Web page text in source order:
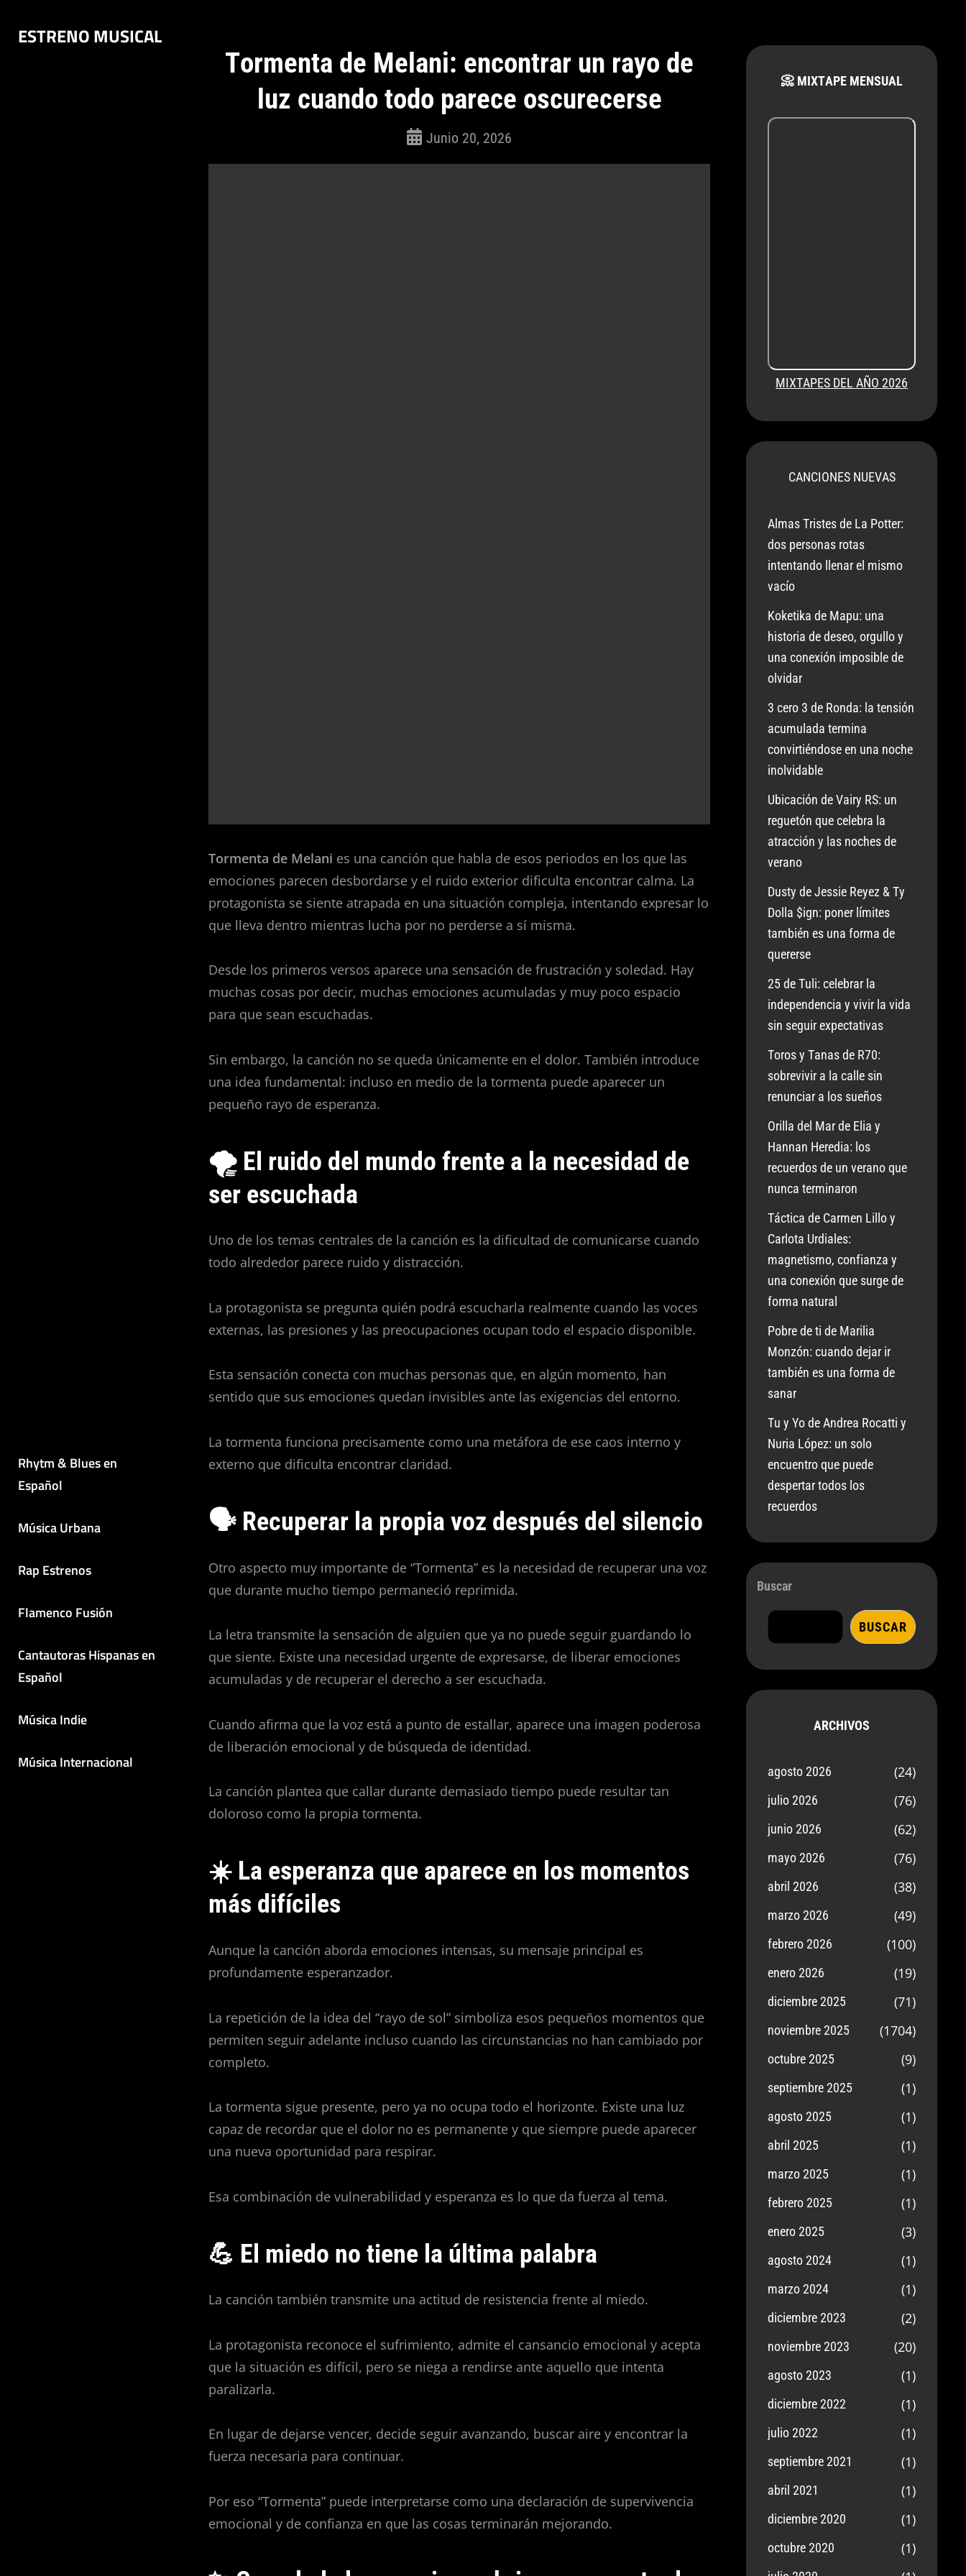
ESTRENO MUSICAL
Rhytm & Blues en
Español
Música Urbana
Rap Estrenos
Flamenco Fusión
Cantautoras Hispanas en
Español
Música Indie
Música Internacional
Tormenta de Melani: encontrar un rayo de
luz cuando todo parece oscurecerse
(Isabella)
Junio 20, 2026
Tormenta de Melani es una canción que habla de esos periodos en los que las
emociones parecen desbordarse y el ruido exterior dificulta encontrar calma. La
protagonista se siente atrapada en una situación compleja, intentando expresar lo
que lleva dentro mientras lucha por no perderse a sí misma.
Desde los primeros versos aparece una sensación de frustración y soledad. Hay
muchas cosas por decir, muchas emociones acumuladas y muy poco espacio
para que sean escuchadas.
Sin embargo, la canción no se queda únicamente en el dolor. También introduce
una idea fundamental: incluso en medio de la tormenta puede aparecer un
pequeño rayo de esperanza.
🌪️ El ruido del mundo frente a la necesidad de
ser escuchada
Uno de los temas centrales de la canción es la dificultad de comunicarse cuando
todo alrededor parece ruido y distracción.
La protagonista se pregunta quién podrá escucharla realmente cuando las voces
externas, las presiones y las preocupaciones ocupan todo el espacio disponible.
Esta sensación conecta con muchas personas que, en algún momento, han
sentido que sus emociones quedan invisibles ante las exigencias del entorno.
La tormenta funciona precisamente como una metáfora de ese caos interno y
externo que dificulta encontrar claridad.
🗣️ Recuperar la propia voz después del silencio
Otro aspecto muy importante de “Tormenta” es la necesidad de recuperar una voz
que durante mucho tiempo permaneció reprimida.
La letra transmite la sensación de alguien que ya no puede seguir guardando lo
que siente. Existe una necesidad urgente de expresarse, de liberar emociones
acumuladas y de recuperar el derecho a ser escuchada.
Cuando afirma que la voz está a punto de estallar, aparece una imagen poderosa
de liberación emocional y de búsqueda de identidad.
La canción plantea que callar durante demasiado tiempo puede resultar tan
doloroso como la propia tormenta.
☀️ La esperanza que aparece en los momentos
más difíciles
Aunque la canción aborda emociones intensas, su mensaje principal es
profundamente esperanzador.
La repetición de la idea del “rayo de sol” simboliza esos pequeños momentos que
permiten seguir adelante incluso cuando las circunstancias no han cambiado por
completo.
La tormenta sigue presente, pero ya no ocupa todo el horizonte. Existe una luz
capaz de recordar que el dolor no es permanente y que siempre puede aparecer
una nueva oportunidad para respirar.
Esa combinación de vulnerabilidad y esperanza es lo que da fuerza al tema.
💪 El miedo no tiene la última palabra
La canción también transmite una actitud de resistencia frente al miedo.
La protagonista reconoce el sufrimiento, admite el cansancio emocional y acepta
que la situación es difícil, pero se niega a rendirse ante aquello que intenta
paralizarla.
En lugar de dejarse vencer, decide seguir avanzando, buscar aire y encontrar la
fuerza necesaria para continuar.
Por eso “Tormenta” puede interpretarse como una declaración de supervivencia
emocional y de confianza en que las cosas terminarán mejorando.
📀 MIXTAPE MENSUAL
MIXTAPES DEL AÑO 2026
CANCIONES NUEVAS
Almas Tristes de La Potter:
dos personas rotas
intentando llenar el mismo
vacío
Koketika de Mapu: una
historia de deseo, orgullo y
una conexión imposible de
olvidar
3 cero 3 de Ronda: la tensión
acumulada termina
convirtiéndose en una noche
inolvidable
Ubicación de Vairy RS: un
reguetón que celebra la
atracción y las noches de
verano
Dusty de Jessie Reyez & Ty
Dolla $ign: poner límites
también es una forma de
quererse
25 de Tuli: celebrar la
independencia y vivir la vida
sin seguir expectativas
Toros y Tanas de R70:
sobrevivir a la calle sin
renunciar a los sueños
Orilla del Mar de Elia y
Hannan Heredia: los
recuerdos de un verano que
nunca terminaron
Táctica de Carmen Lillo y
Carlota Urdiales:
magnetismo, confianza y
una conexión que surge de
forma natural
Pobre de ti de Marilia
Monzón: cuando dejar ir
también es una forma de
sanar
Tu y Yo de Andrea Rocatti y
Nuria López: un solo
encuentro que puede
despertar todos los
recuerdos
Buscar
BUSCAR
ARCHIVOS
agosto 2026 (24)
julio 2026 (76)
junio 2026 (62)
mayo 2026 (76)
abril 2026 (38)
marzo 2026 (49)
febrero 2026 (100)
enero 2026 (19)
diciembre 2025 (71)
noviembre 2025 (1704)
octubre 2025 (9)
septiembre 2025 (1)
agosto 2025 (1)
abril 2025 (1)
marzo 2025 (1)
febrero 2025 (1)
enero 2025 (3)
agosto 2024 (1)
marzo 2024 (1)
diciembre 2023 (2)
noviembre 2023 (20)
agosto 2023 (1)
diciembre 2022 (1)
julio 2022 (1)
septiembre 2021 (1)
abril 2021 (1)
diciembre 2020 (1)
octubre 2020 (1)